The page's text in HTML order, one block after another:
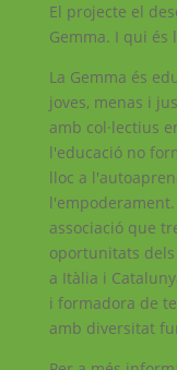
El projecte el
Gemma. I qui és
La Gemma és
joves, menas i
amb col·lectius
l'educació no
lloc a
associació que
oportunitats
a Itàlia i
i formadora de
amb diversitat